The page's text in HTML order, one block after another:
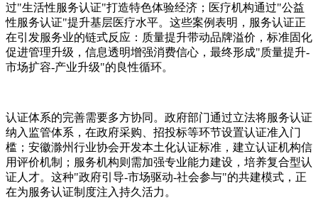
过"生活性服务认证"打造特色体验经济；医疗机构通过"公益
性服务认证"提升基层医疗水平。这些案例表明，服务认证正
在引发服务业的链式反应：质量提升带动品牌溢价，标准固化
促进管理升级，信息透明增强消费信心，最终形成"质量提升-
市场扩容-产业升级"的良性循环。
认证体系的完善需要多方协同。政府部门通过立法将服务认证
纳入监管体系，在政府采购、招投标等环节设置认证准入门
槛；安徽滁州行业协会开发本土化认证标准，建立认证机构信
用评价机制；服务机构则需加强专业能力建设，培养复合型认
证人才。这种"政府引导-市场驱动-社会参与"的共建模式，正
在为服务认证制度注入持久活力。